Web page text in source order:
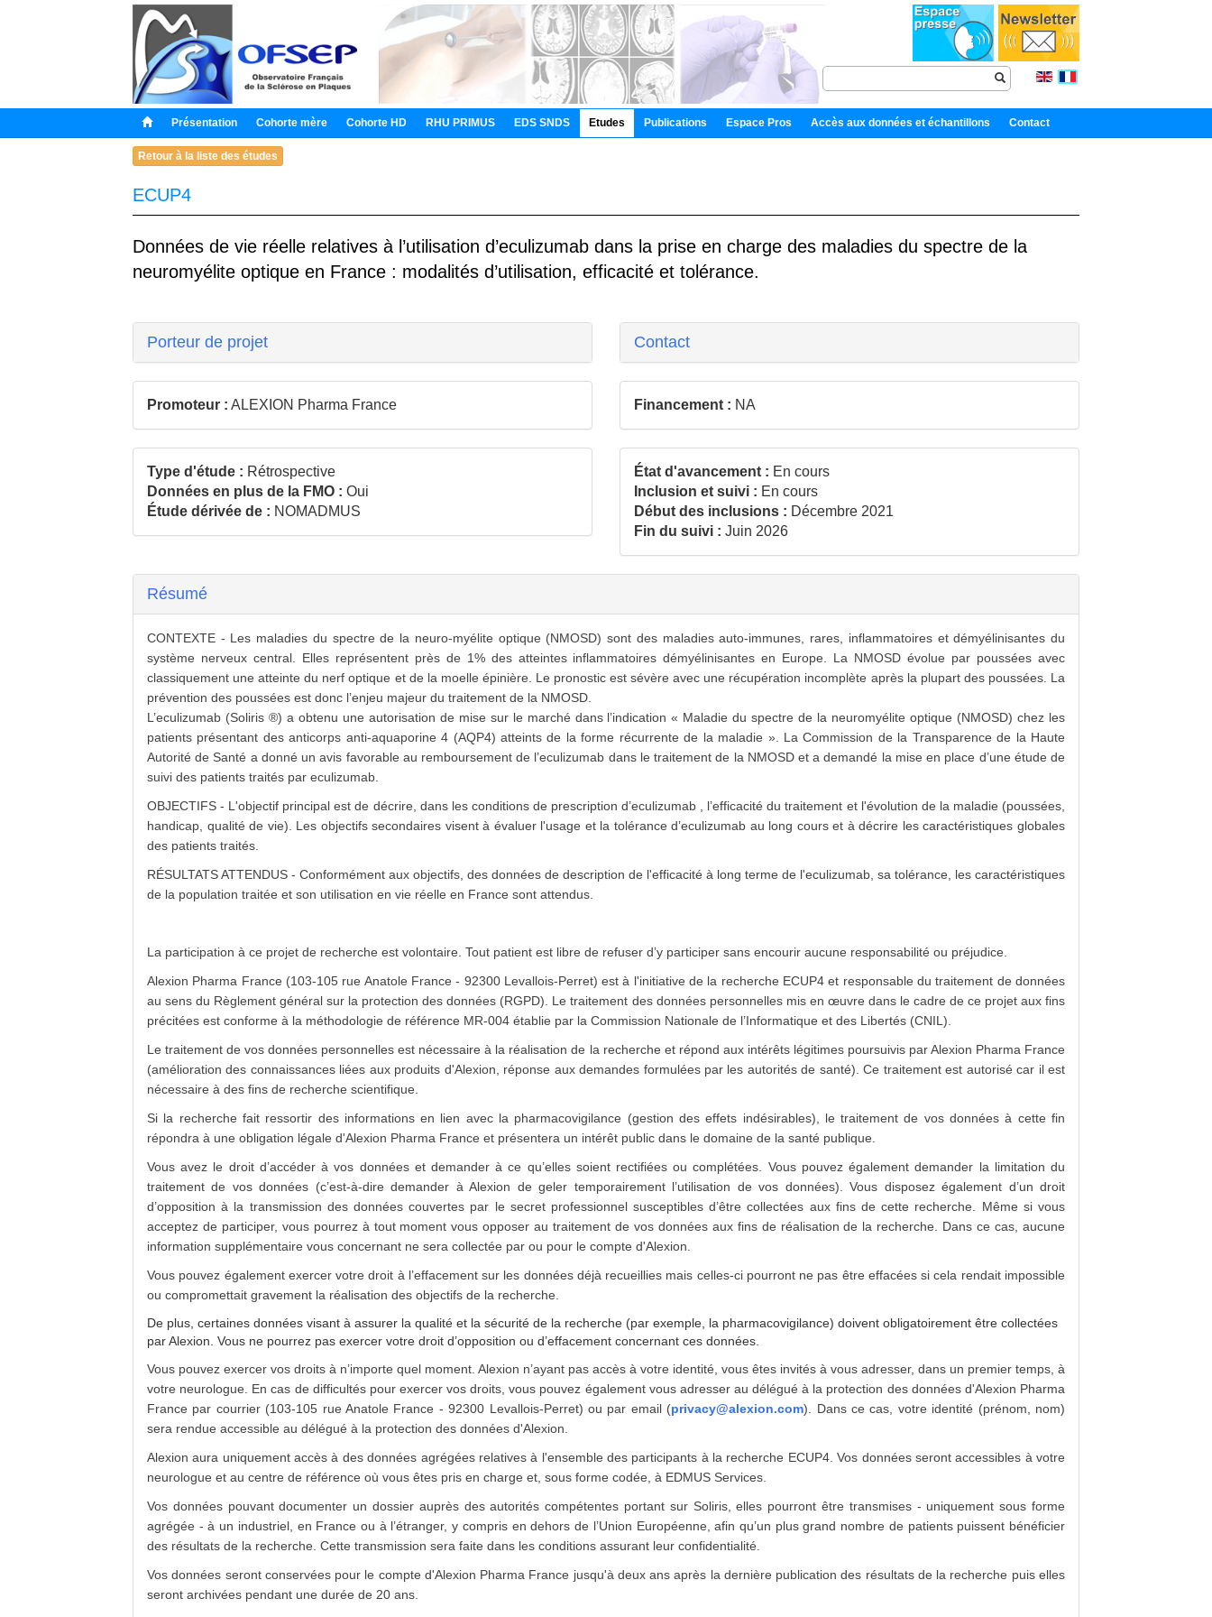
Présentation Cohorte mère Cohorte HD RHU PRIMUS EDS SNDS Etudes Publications Espace Pros Accès aux données et échantillons Contact
Retour à la liste des études
ECUP4
Données de vie réelle relatives à l’utilisation d’eculizumab dans la prise en charge des maladies du spectre de la
neuromyélite optique en France : modalités d’utilisation, efficacité et tolérance.
Porteur de projet Contact
Promoteur : ALEXION Pharma France Financement : NA
Type d'étude : Rétrospective
Données en plus de la FMO : Oui
Étude dérivée de : NOMADMUS
État d'avancement : En cours
Inclusion et suivi : En cours
Début des inclusions : Décembre 2021
Fin du suivi : Juin 2026
Résumé
CONTEXTE - Les maladies du spectre de la neuro-myélite optique (NMOSD) sont des maladies auto-immunes, rares, inflammatoires et démyélinisantes du
système nerveux central. Elles représentent près de 1% des atteintes inflammatoires démyélinisantes en Europe. La NMOSD évolue par poussées avec
classiquement une atteinte du nerf optique et de la moelle épinière. Le pronostic est sévère avec une récupération incomplète après la plupart des poussées. La
prévention des poussées est donc l’enjeu majeur du traitement de la NMOSD.
L’eculizumab (Soliris ®) a obtenu une autorisation de mise sur le marché dans l’indication « Maladie du spectre de la neuromyélite optique (NMOSD) chez les
patients présentant des anticorps anti-aquaporine 4 (AQP4) atteints de la forme récurrente de la maladie ». La Commission de la Transparence de la Haute
Autorité de Santé a donné un avis favorable au remboursement de l’eculizumab dans le traitement de la NMOSD et a demandé la mise en place d’une étude de
suivi des patients traités par eculizumab.
OBJECTIFS - L'objectif principal est de décrire, dans les conditions de prescription d’eculizumab , l’efficacité du traitement et l'évolution de la maladie (poussées,
handicap, qualité de vie). Les objectifs secondaires visent à évaluer l'usage et la tolérance d’eculizumab au long cours et à décrire les caractéristiques globales
des patients traités.
RÉSULTATS ATTENDUS - Conformément aux objectifs, des données de description de l'efficacité à long terme de l'eculizumab, sa tolérance, les caractéristiques
de la population traitée et son utilisation en vie réelle en France sont attendus.
La participation à ce projet de recherche est volontaire. Tout patient est libre de refuser d’y participer sans encourir aucune responsabilité ou préjudice.
Alexion Pharma France (103-105 rue Anatole France - 92300 Levallois-Perret) est à l'initiative de la recherche ECUP4 et responsable du traitement de données
au sens du Règlement général sur la protection des données (RGPD). Le traitement des données personnelles mis en œuvre dans le cadre de ce projet aux fins
précitées est conforme à la méthodologie de référence MR-004 établie par la Commission Nationale de l’Informatique et des Libertés (CNIL).
Le traitement de vos données personnelles est nécessaire à la réalisation de la recherche et répond aux intérêts légitimes poursuivis par Alexion Pharma France
(amélioration des connaissances liées aux produits d'Alexion, réponse aux demandes formulées par les autorités de santé). Ce traitement est autorisé car il est
nécessaire à des fins de recherche scientifique.
Si la recherche fait ressortir des informations en lien avec la pharmacovigilance (gestion des effets indésirables), le traitement de vos données à cette fin
répondra à une obligation légale d'Alexion Pharma France et présentera un intérêt public dans le domaine de la santé publique.
Vous avez le droit d’accéder à vos données et demander à ce qu’elles soient rectifiées ou complétées. Vous pouvez également demander la limitation du
traitement de vos données (c’est-à-dire demander à Alexion de geler temporairement l’utilisation de vos données). Vous disposez également d’un droit
d’opposition à la transmission des données couvertes par le secret professionnel susceptibles d’être collectées aux fins de cette recherche. Même si vous
acceptez de participer, vous pourrez à tout moment vous opposer au traitement de vos données aux fins de réalisation de la recherche. Dans ce cas, aucune
information supplémentaire vous concernant ne sera collectée par ou pour le compte d'Alexion.
Vous pouvez également exercer votre droit à l’effacement sur les données déjà recueillies mais celles-ci pourront ne pas être effacées si cela rendait impossible
ou compromettait gravement la réalisation des objectifs de la recherche.
De plus, certaines données visant à assurer la qualité et la sécurité de la recherche (par exemple, la pharmacovigilance) doivent obligatoirement être collectées
par Alexion. Vous ne pourrez pas exercer votre droit d’opposition ou d’effacement concernant ces données.
Vous pouvez exercer vos droits à n’importe quel moment. Alexion n’ayant pas accès à votre identité, vous êtes invités à vous adresser, dans un premier temps, à
votre neurologue. En cas de difficultés pour exercer vos droits, vous pouvez également vous adresser au délégué à la protection des données d'Alexion Pharma
France par courrier (103-105 rue Anatole France - 92300 Levallois-Perret) ou par email (privacy@alexion.com). Dans ce cas, votre identité (prénom, nom)
sera rendue accessible au délégué à la protection des données d'Alexion.
Alexion aura uniquement accès à des données agrégées relatives à l'ensemble des participants à la recherche ECUP4. Vos données seront accessibles à votre
neurologue et au centre de référence où vous êtes pris en charge et, sous forme codée, à EDMUS Services.
Vos données pouvant documenter un dossier auprès des autorités compétentes portant sur Soliris, elles pourront être transmises - uniquement sous forme
agrégée - à un industriel, en France ou à l’étranger, y compris en dehors de l’Union Européenne, afin qu’un plus grand nombre de patients puissent bénéficier
des résultats de la recherche. Cette transmission sera faite dans les conditions assurant leur confidentialité.
Vos données seront conservées pour le compte d'Alexion Pharma France jusqu'à deux ans après la dernière publication des résultats de la recherche puis elles
seront archivées pendant une durée de 20 ans.